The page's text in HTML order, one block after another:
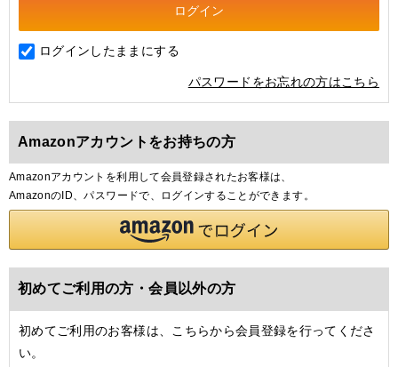
ログインしたままにする
パスワードをお忘れの方はこちら
Amazonアカウントをお持ちの方
Amazonアカウントを利用して会員登録されたお客様は、
AmazonのID、パスワードで、ログインすることができます。
初めてご利用の方・会員以外の方
初めてご利用のお客様は、こちらから会員登録を行ってくださ
い。